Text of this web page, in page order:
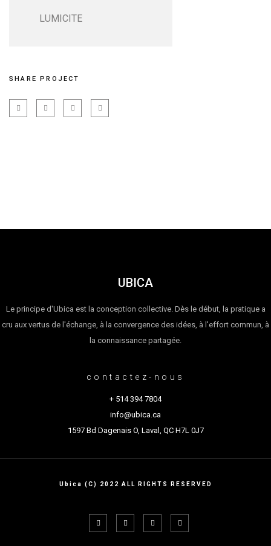
LUMICITE
SHARE PROJECT
UBICA
Le principe d'Ubica est la conception collective. Dès le début, la pratique a
cru aux vertus de l'échange, à la convergence des idées, à l'effort commun, à
la connaissance partagée.
contactez-nous
+ 514 394 7804
info@ubica.ca
1597 Bd Dagenais O, Laval, QC H7L 0J7
Ubica (C) 2022 ALL RIGHTS RESERVED